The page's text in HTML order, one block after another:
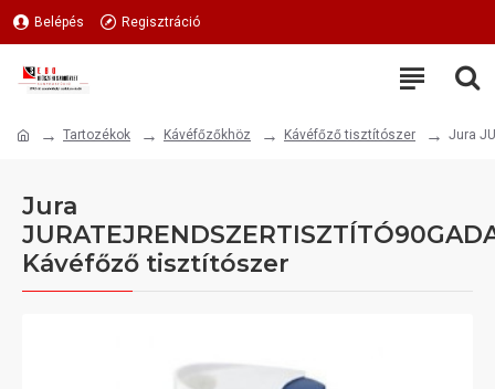
Belépés Regisztráció
Tartozékok Kávéfőzőkhöz Kávéfőző tisztítószer Jura
Jura
Kávéfőző tisztítószer